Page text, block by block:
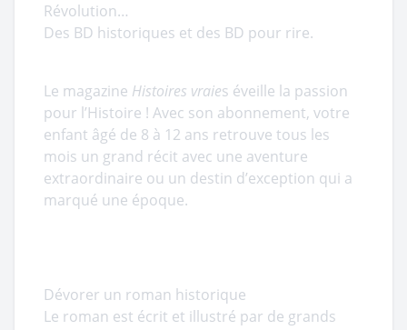
Révolution…
Des BD historiques et des BD pour rire.
Le magazine Histoires vraies éveille la passion
pour l’Histoire ! Avec son abonnement, votre
enfant âgé de 8 à 12 ans retrouve tous les
mois un grand récit avec une aventure
extraordinaire ou un destin d’exception qui a
marqué une époque.
Dévorer un roman historique
Le roman est écrit et illustré par de grands